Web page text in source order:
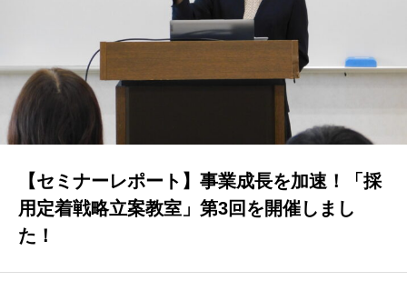
STAFF
社員インタビュー
CASE STUDY
お客様事例
NEWS
お知らせ
【セミナーレポート】事業成長を加速！「採
用定着戦略立案教室」第3回を開催しまし
た！